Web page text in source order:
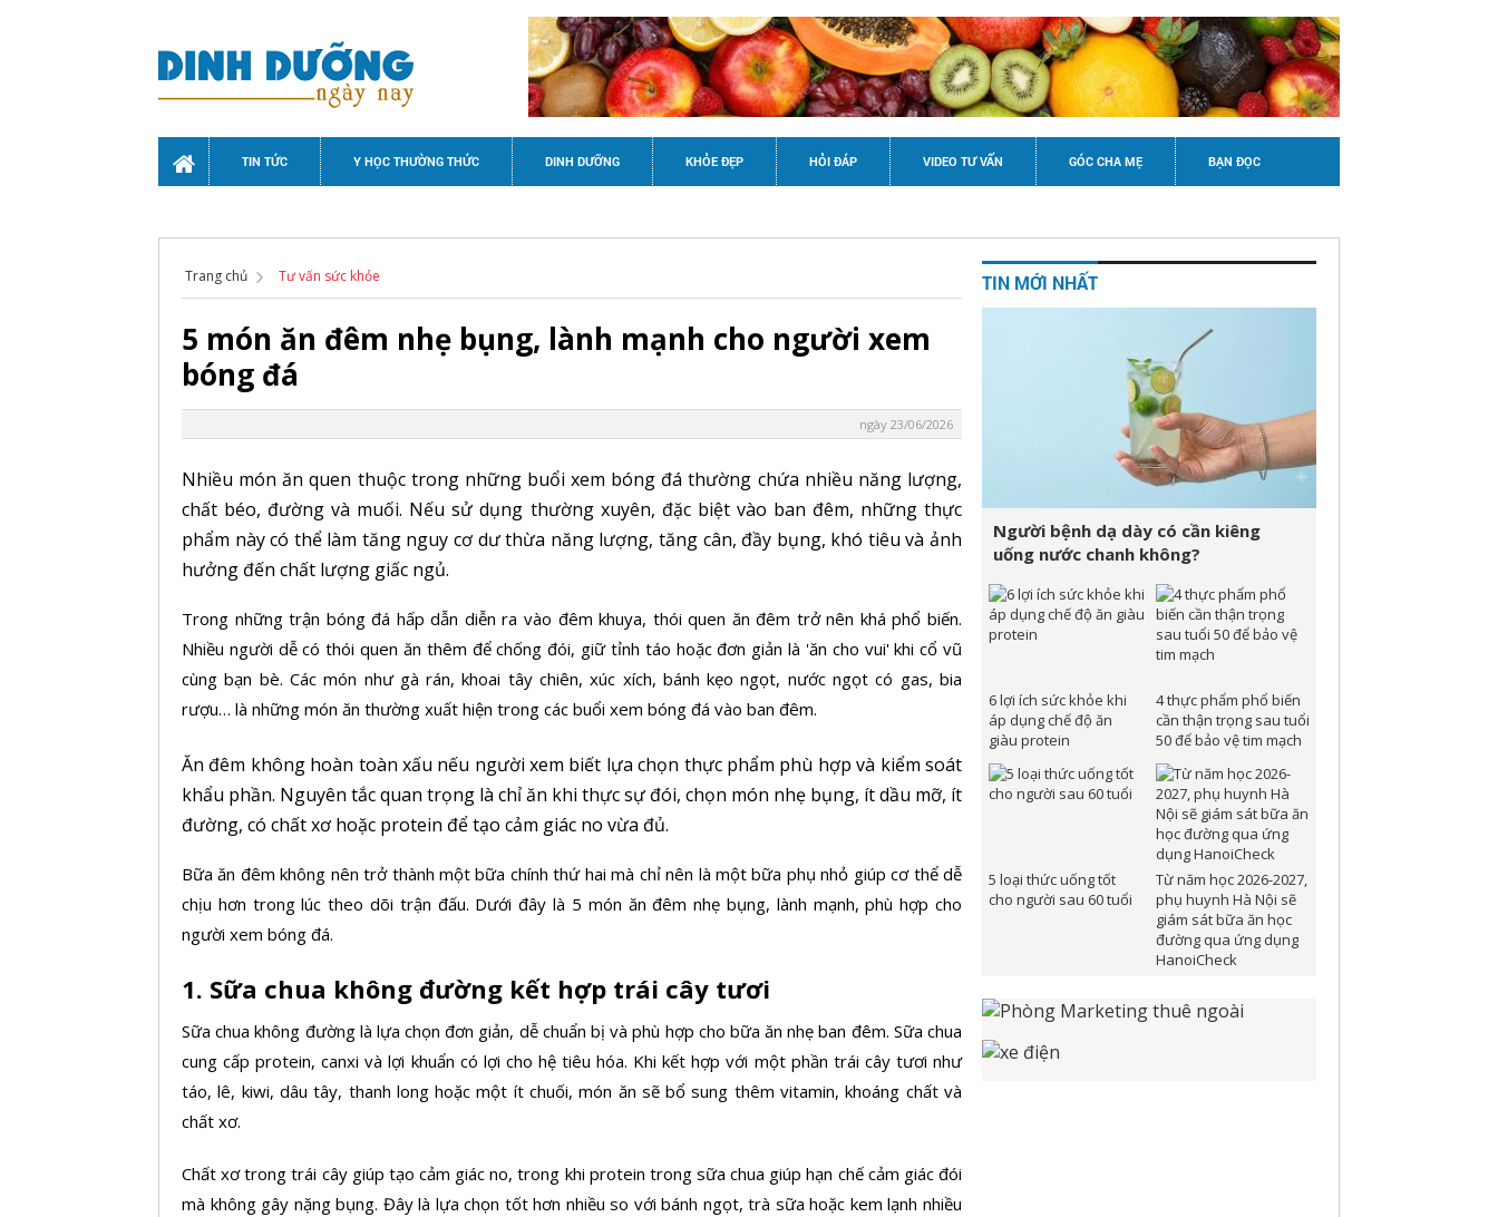
TIN TỨC Y HỌC THƯỜNG THỨC DINH DƯỠNG KHỎE ĐẸP HỎI ĐÁP VIDEO TƯ VẤN GÓC CHA MẸ BẠN ĐỌC
Trang chủ Tư vấn sức khỏe
5 món ăn đêm nhẹ bụng, lành mạnh cho người xem
bóng đá
ngày 23/06/2026
Nhiều món ăn quen thuộc trong những buổi xem bóng đá thường chứa nhiều năng lượng,
chất béo, đường và muối. Nếu sử dụng thường xuyên, đặc biệt vào ban đêm, những thực
phẩm này có thể làm tăng nguy cơ dư thừa năng lượng, tăng cân, đầy bụng, khó tiêu và ảnh
hưởng đến chất lượng giấc ngủ.
Trong những trận bóng đá hấp dẫn diễn ra vào đêm khuya, thói quen ăn đêm trở nên khá phổ biến.
Nhiều người dễ có thói quen ăn thêm để chống đói, giữ tỉnh táo hoặc đơn giản là 'ăn cho vui' khi cổ vũ
cùng bạn bè. Các món như gà rán, khoai tây chiên, xúc xích, bánh kẹo ngọt, nước ngọt có gas, bia
rượu… là những món ăn thường xuất hiện trong các buổi xem bóng đá vào ban đêm.
Ăn đêm không hoàn toàn xấu nếu người xem biết lựa chọn thực phẩm phù hợp và kiểm soát
khẩu phần. Nguyên tắc quan trọng là chỉ ăn khi thực sự đói, chọn món nhẹ bụng, ít dầu mỡ, ít
đường, có chất xơ hoặc protein để tạo cảm giác no vừa đủ.
Bữa ăn đêm không nên trở thành một bữa chính thứ hai mà chỉ nên là một bữa phụ nhỏ giúp cơ thể dễ
chịu hơn trong lúc theo dõi trận đấu. Dưới đây là 5 món ăn đêm nhẹ bụng, lành mạnh, phù hợp cho
người xem bóng đá.
1. Sữa chua không đường kết hợp trái cây tươi
Sữa chua không đường là lựa chọn đơn giản, dễ chuẩn bị và phù hợp cho bữa ăn nhẹ ban đêm. Sữa chua
cung cấp protein, canxi và lợi khuẩn có lợi cho hệ tiêu hóa. Khi kết hợp với một phần trái cây tươi như
táo, lê, kiwi, dâu tây, thanh long hoặc một ít chuối, món ăn sẽ bổ sung thêm vitamin, khoáng chất và
chất xơ.
Chất xơ trong trái cây giúp tạo cảm giác no, trong khi protein trong sữa chua giúp hạn chế cảm giác đói
mà không gây nặng bụng. Đây là lựa chọn tốt hơn nhiều so với bánh ngọt, trà sữa hoặc kem lạnh nhiều
TIN MỚI NHẤT
Người bệnh dạ dày có cần kiêng
uống nước chanh không?
6 lợi ích sức khỏe khi
áp dụng chế độ ăn
giàu protein
4 thực phẩm phổ biến
cần thận trọng sau tuổi
50 để bảo vệ tim mạch
5 loại thức uống tốt
cho người sau 60 tuổi
Từ năm học 2026-2027,
phụ huynh Hà Nội sẽ
giám sát bữa ăn học
đường qua ứng dụng
HanoiCheck